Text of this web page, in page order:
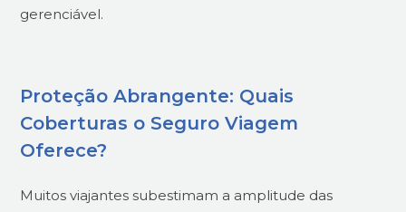
gerenciável.
Proteção Abrangente: Quais
Coberturas o Seguro Viagem
Oferece?
Muitos viajantes subestimam a amplitude das